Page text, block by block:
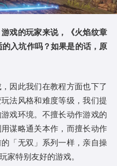
戏的玩家来说，《火焰纹章
入坑作吗？如果是的话，原
因此我们在教程方面也下了
法风格和难度等级，我们提
戏环境。不擅长动作游戏的
谋略通关本作，而擅长动作
「无双」系列一样，亲自操
家特别友好的游戏。